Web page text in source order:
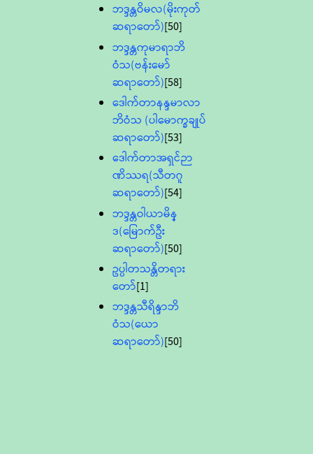
ဘဒ္ဒန္တဝိမလ(မိုးကုတ်
ဆရာတော်)[50]
ဘဒ္ဒန္တကုမာရာဘိ
ဝံသ(ဗန်းမော်
ဆရာတော်)[58]
ဒေါက်တာနန္ဒမာလာ
ဘိဝံသ (ပါမောက္ခချုပ်
ဆရာတော်)[53]
ဒေါက်တာအရှင်ဉာ
ဏိဿရ(သီတဂူ
ဆရာတော်)[54]
ဘဒ္ဒန္တဝါယာမိန္
ဒ(မြောက်ဦး
ဆရာတော်)[50]
ဥပ္ပါတသန္တိတရား
တော်[1]
ဘဒ္ဒန္တသီရိန္ဒာဘိ
ဝံသ(ယော
ဆရာတော်)[50]